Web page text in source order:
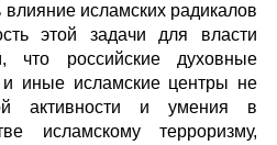
влияние исламских радикалов
этой задачи для власти
что российские духовные
иные исламские центры не
активности и умения в
исламскому терроризму,